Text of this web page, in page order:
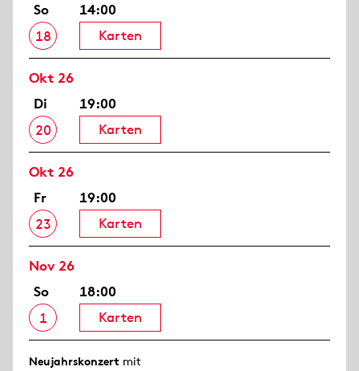
So
18
14:00
Karten
Okt 26
Di
20
19:00
Karten
Okt 26
Fr
23
19:00
Karten
Nov 26
So
1
18:00
Karten
Neujahrs­konzert mit